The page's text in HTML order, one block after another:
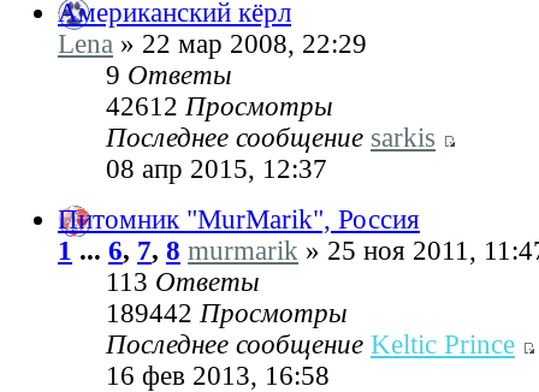
Американский кёрл
Lena » 22 мар 2008, 22:29
9 Ответы
42612 Просмотры
Последнее сообщение sarkis
08 апр 2015, 12:37
Питомник "MurMarik", Россия
1 ... 6, 7, 8 murmarik » 25 ноя 2011,
113 Ответы
189442 Просмотры
Последнее сообщение Keltic Prince
16 фев 2013, 16:58